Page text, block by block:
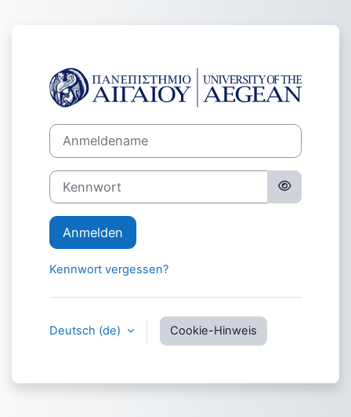
Anmelden bei
Anmeldename
Kennwort
Anmelden
Kennwort vergessen?
Deutsch ‎(de)‎ Cookie-Hinweis